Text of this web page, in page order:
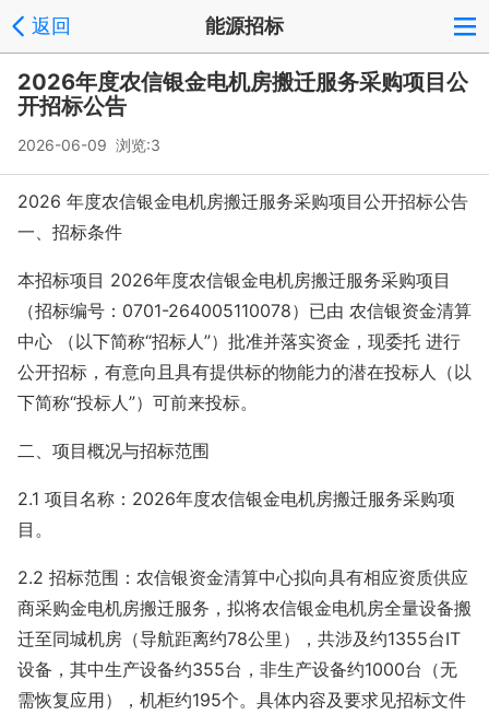
返回 能源招标
2026年度农信银金电机房搬迁服务采购项目公
开招标公告
2026-06-09 浏览:3
2026 年度农信银金电机房搬迁服务采购项目公开招标公告
一、招标条件
本招标项目 2026年度农信银金电机房搬迁服务采购项目
（招标编号：0701-264005110078）已由 农信银资金清算
中心 （以下简称“招标人”）批准并落实资金，现委托 进行
公开招标，有意向且具有提供标的物能力的潜在投标人（以
下简称“投标人”）可前来投标。
二、项目概况与招标范围
2.1 项目名称：2026年度农信银金电机房搬迁服务采购项
目。
2.2 招标范围：农信银资金清算中心拟向具有相应资质供应
商采购金电机房搬迁服务，拟将农信银金电机房全量设备搬
迁至同城机房（导航距离约78公里），共涉及约1355台IT
设备，其中生产设备约355台，非生产设备约1000台（无
需恢复应用），机柜约195个。具体内容及要求见招标文件